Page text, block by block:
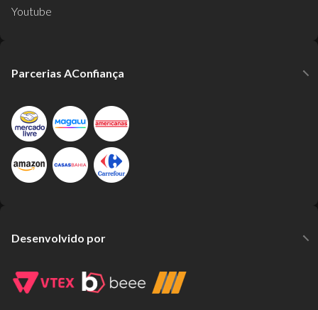
Youtube
Parcerias AConfiança
Desenvolvido por